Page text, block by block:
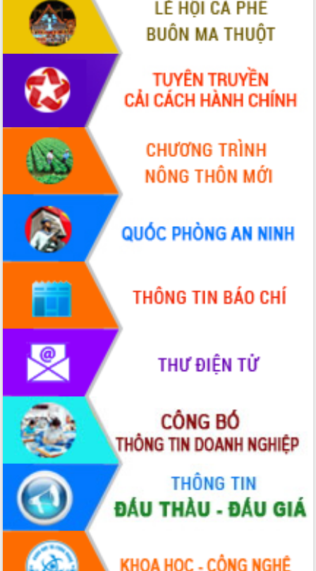
Đắk Lắk: Tôn vinh 46 giải pháp tại Hội
thi Sáng tạo Kỹ thuật 2024 - 2025
Đắk Lắk rà soát, điều chỉnh Đề án 190
về phát triển nuôi trồng thủy sản
Phó Chủ tịch UBND tỉnh Đắk Lắk
Trương Công Thái kiểm tra thực địa
Dự án cao tốc Khánh Hòa - Buôn Ma
Định vị cà phê Việt Nam như một “di
sản sống” trong dòng chảy toàn cầu
Xây dựng nông thôn mới: Nâng cao đời
sống người dân từ những mô hình thiết
thực
Quyết liệt tháo gỡ vướng mắc, đẩy
nhanh tiến độ các dự án trọng điểm
trong Khu kinh tế Nam Phú Yên
Hòn Yến phát triển du lịch gắn với bảo
Lấy ý kiến điều chỉnh Quy hoạch tỉnh
Đắk Lắk thời kỳ 2021-2030, tầm nhìn
đến năm 2050
Phát động chiến dịch 30 ngày đêm
giải phóng mặt bằng Tuyến đường bộ
ven biển
Đắk Lắk nỗ lực thúc đẩy tăng trưởng
kinh tế từ 10% trở lên trong Quý
II/2026
Đắk Lắk ký kết thỏa thuận hợp tác về
chuyển đổi số giai đoạn 2026 – 2030
với Tập đoàn Bưu chính Viễn thông
Việt Nam
Thứ trưởng Bộ Y tế làm việc với tỉnh
Đắk Lắk về phát triển nhân lực y tế
cho trạm y tế cấp xã
Du lịch Đắk Lắk nâng tầm trải nghiệm
du khách thông qua Hệ thống cơ sở dữ
liệu và Bản đồ số